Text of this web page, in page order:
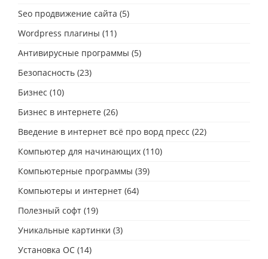
Seo продвижение сайта (5)
Wordpress плагины (11)
Антивирусные программы (5)
Безопасность (23)
Бизнес (10)
Бизнес в интернете (26)
Введение в интернет всё про ворд пресс (22)
Компьютер для начинающих (110)
Компьютерные программы (39)
Компьютеры и интернет (64)
Полезный софт (19)
Уникальные картинки (3)
Установка ОС (14)